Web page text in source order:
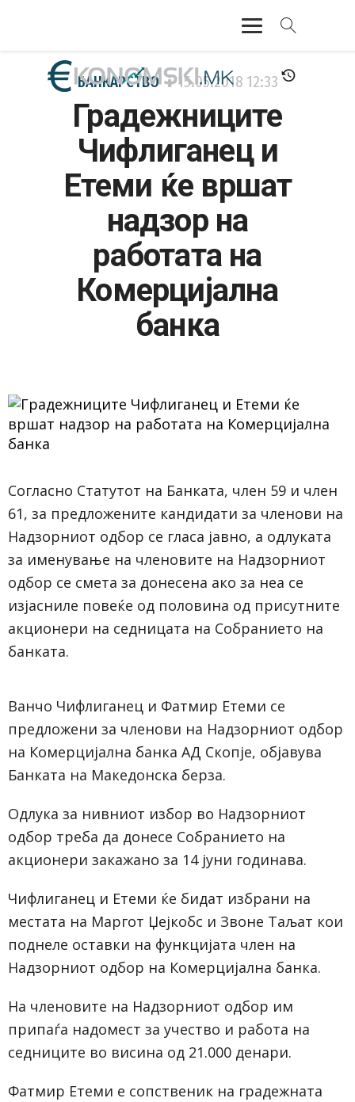
АКТУЕЛНО
ЕКОНОМИЈА
ФИНАНСИИ
БАНКАРСТВО
ЖИВОТ
МОЗАИК
БАНКАРСТВО 15.05.2018 12:33
Градежниците
Чифлиганец и
Етеми ќе вршат
надзор на
работата на
Комерцијална
банка
Согласно Статутот на Банката, член 59 и член
61, за предложените кандидати за членови на
Надзорниот одбор се гласа јавно, а одлуката
за именување на членовите на Надзорниот
одбор се смета за донесена ако за неа се
изјасниле повеќе од половина од присутните
акционери на седницата на Собранието на
банката.
Ванчо Чифлиганец и Фатмир Етеми се
предложени за членови на Надзорниот одбор
на Комерцијална банка АД Скопје, објавува
Банката на Македонска берза.
Одлука за нивниот избор во Надзорниот
одбор треба да донесе Собранието на
акционери закажано за 14 јуни годинава.
Чифлиганец и Етеми ќе бидат избрани на
местата на Маргот Џејкобс и Звоне Таљат кои
поднеле оставки на функцијата член на
Надзорниот одбор на Комерцијална банка.
На членовите на Надзорниот одбор им
припаѓа надомест за учество и работа на
седниците во висина од 21.000 денари.
Фатмир Етеми е сопственик на градежната